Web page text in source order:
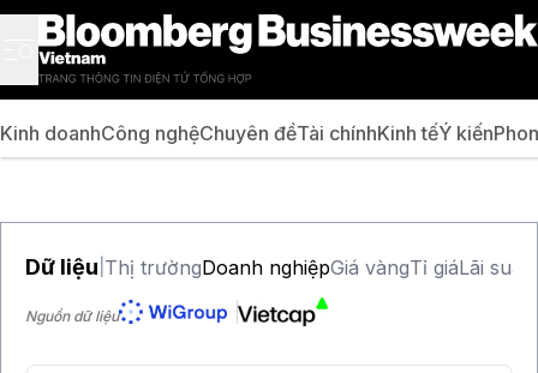
Kinh doanhCông nghệChuyên đềTài chínhKinh tếÝ kiến
Dữ liệu Thị trườngDoanh nghiệpGiá vàngTỉ giáLãi suất
Nguồn dữ liệu